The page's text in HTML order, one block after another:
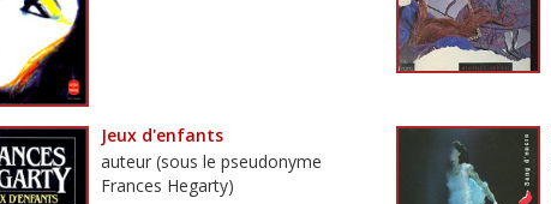
Jeux d'enfants
auteur (sous le pseudonyme
Frances Hegarty)